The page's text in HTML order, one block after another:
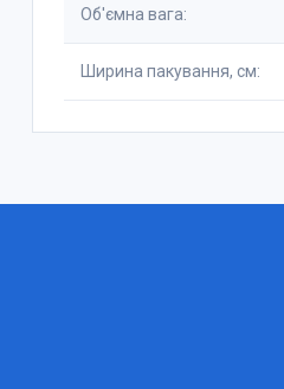
Об'ємна вага:
Ширина пакування, см: